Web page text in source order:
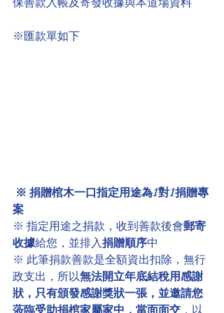
※匯款單如下
※ 捐贈棺木一口指定用途為1對1捐贈專
案
※ 指定用途之捐款，收到善款後會郵寄
收據給您，並排入捐贈順序中
※ 此筆捐款善款是全額資出扣除，無行
政支出，所以無法開立年底結稅用感謝
狀，只有頒發感謝獎狀一張，並邀請您